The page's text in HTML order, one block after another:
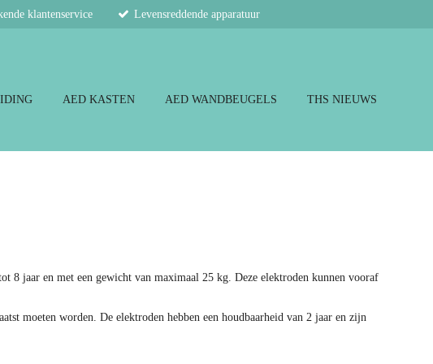
klantenservice Levensreddende apparatuur
AED KASTEN AED WANDBEUGELS
THS NIEUWS
8 jaar en met een gewicht van maximaal 25 kg. Deze elektroden kunnen vooraf
moeten worden. De elektroden hebben een houdbaarheid van 2 jaar en zijn